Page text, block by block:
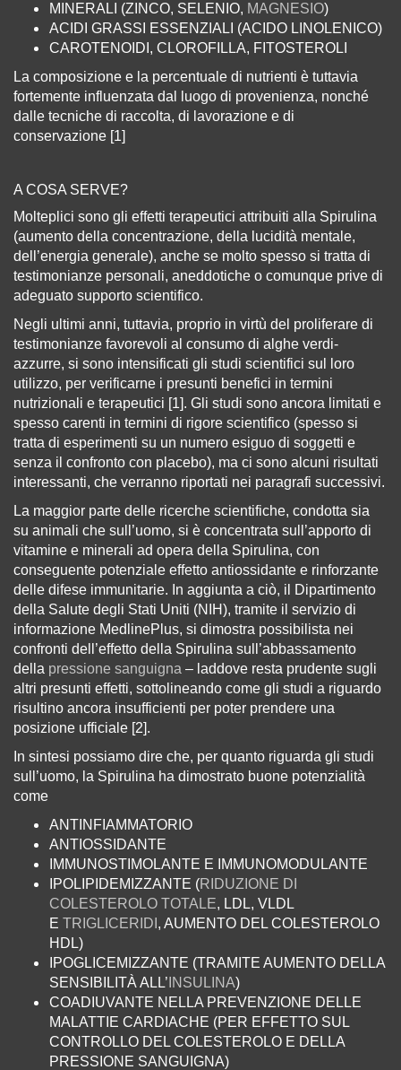
MINERALI (ZINCO, SELENIO, MAGNESIO)
ACIDI GRASSI ESSENZIALI (ACIDO LINOLENICO)
CAROTENOIDI, CLOROFILLA, FITOSTEROLI
La composizione e la percentuale di nutrienti è tuttavia
fortemente influenzata dal luogo di provenienza, nonché
dalle tecniche di raccolta, di lavorazione e di
conservazione [1]
A COSA SERVE?
Molteplici sono gli effetti terapeutici attribuiti alla Spirulina
(aumento della concentrazione, della lucidità mentale,
dell’energia generale), anche se molto spesso si tratta di
testimonianze personali, aneddotiche o comunque prive di
adeguato supporto scientifico.
Negli ultimi anni, tuttavia, proprio in virtù del proliferare di
testimonianze favorevoli al consumo di alghe verdi-
azzurre, si sono intensificati gli studi scientifici sul loro
utilizzo, per verificarne i presunti benefici in termini
nutrizionali e terapeutici [1]. Gli studi sono ancora limitati e
spesso carenti in termini di rigore scientifico (spesso si
tratta di esperimenti su un numero esiguo di soggetti e
senza il confronto con placebo), ma ci sono alcuni risultati
interessanti, che verranno riportati nei paragrafi successivi.
La maggior parte delle ricerche scientifiche, condotta sia
su animali che sull’uomo, si è concentrata sull’apporto di
vitamine e minerali ad opera della Spirulina, con
conseguente potenziale effetto antiossidante e rinforzante
delle difese immunitarie. In aggiunta a ciò, il Dipartimento
della Salute degli Stati Uniti (NIH), tramite il servizio di
informazione MedlinePlus, si dimostra possibilista nei
confronti dell’effetto della Spirulina sull’abbassamento
della pressione sanguigna – laddove resta prudente sugli
altri presunti effetti, sottolineando come gli studi a riguardo
risultino ancora insufficienti per poter prendere una
posizione ufficiale [2].
In sintesi possiamo dire che, per quanto riguarda gli studi
sull’uomo, la Spirulina ha dimostrato buone potenzialità
come
ANTINFIAMMATORIO
ANTIOSSIDANTE
IMMUNOSTIMOLANTE E IMMUNOMODULANTE
IPOLIPIDEMIZZANTE (RIDUZIONE DI
COLESTEROLO TOTALE, LDL, VLDL
E TRIGLICERIDI , AUMENTO DEL COLESTEROLO
HDL)
IPOGLICEMIZZANTE (TRAMITE AUMENTO DELLA
SENSIBILITÀ ALL’ INSULINA)
COADIUVANTE NELLA PREVENZIONE DELLE
MALATTIE CARDIACHE (PER EFFETTO SUL
CONTROLLO DEL COLESTEROLO E DELLA
PRESSIONE SANGUIGNA)